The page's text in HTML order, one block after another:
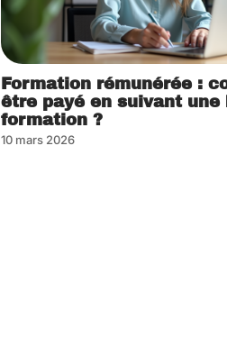
Formation rémunérée :
être payé en suivant une
formation ?
10 mars 2026